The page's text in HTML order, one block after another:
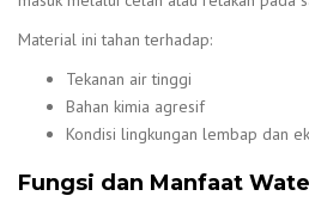
Material ini tahan terhadap:
Tekanan air tinggi
Bahan kimia agresif
Kondisi lingkungan lembap dan
Fungsi dan Manfaat